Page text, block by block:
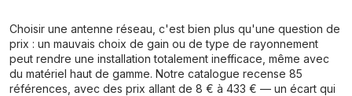
Choisir une antenne réseau, c'est bien plus qu'une question de
prix : un mauvais choix de gain ou de type de rayonnement
peut rendre une installation totalement inefficace, même avec
du matériel haut de gamme. Notre catalogue recense 85
références, avec des prix allant de 8 € à 433 € — un écart qui